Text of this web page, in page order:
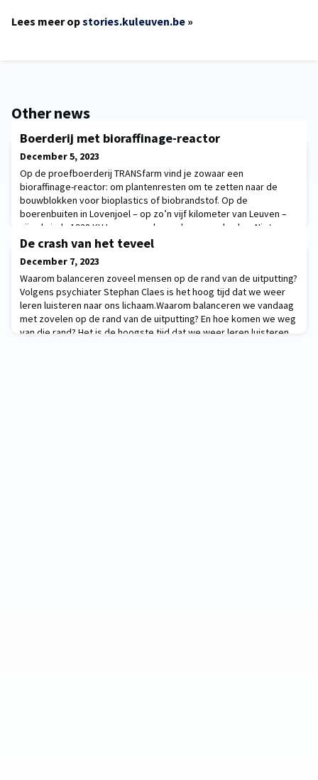
Lees meer opstories.kuleuven.be »
Other news
Boerderij met bioraffinage-reactor
December 5, 2023
Op de proefboerderij TRANSfarm vind je zowaar een
bioraffinage-reactor: om plantenresten om te zetten naar de
bouwblokken voor bioplastics of biobrandstof. Op de
boerenbuiten in Lovenjoel – op zo’n vijf kilometer van Leuven –
zijn al sinds 1928 KU Leuven-onderzoekers aan de slag. Niet op
een gewone boerd
De crash van het teveel
December 7, 2023
Waarom balanceren zoveel mensen op de rand van de uitputting?
Volgens psychiater Stephan Claes is het hoog tijd dat we weer
leren luisteren naar ons lichaam.Waarom balanceren we vandaag
met zovelen op de rand van de uitputting? En hoe komen we weg
van die rand? Het is de hoogste tijd dat we weer leren luisteren